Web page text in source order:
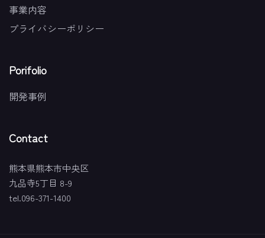
事業内容
プライバシーポリシー
Porifolio
開発事例
Contact
熊本県熊本市中央区
九品寺5丁目 8-9
tel.096-371-1400